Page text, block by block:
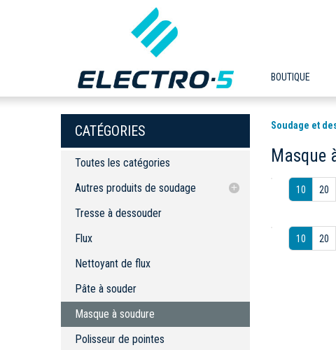
BOUTIQUE
CATÉGORIES
Toutes les catégories
Autres produits de soudage
Tresse à dessouder
Pâte à souder
Masque à soudure
Polisseur de pointes
Tresse à dessouder
Flux
Nettoyant de flux
Pâte à souder
Masque à soudure
Polisseur de pointes
Soudage et
Masque
10 20
10 20